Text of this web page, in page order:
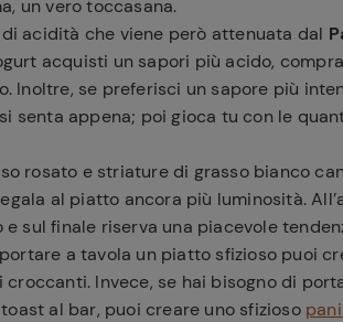
un vero toccasana.
acidità che viene però attenuata dal
acquisti un sapori più acido,
Inoltre, se preferisci un sapore più
senta appena; poi gioca tu con le
rosato e striature di grasso bianco
al piatto ancora più luminosità.
sul finale riserva una piacevole
a tavola un piatto sfizioso puoi
croccanti. Invece, se hai bisogno di
al bar, puoi creare uno sfizioso